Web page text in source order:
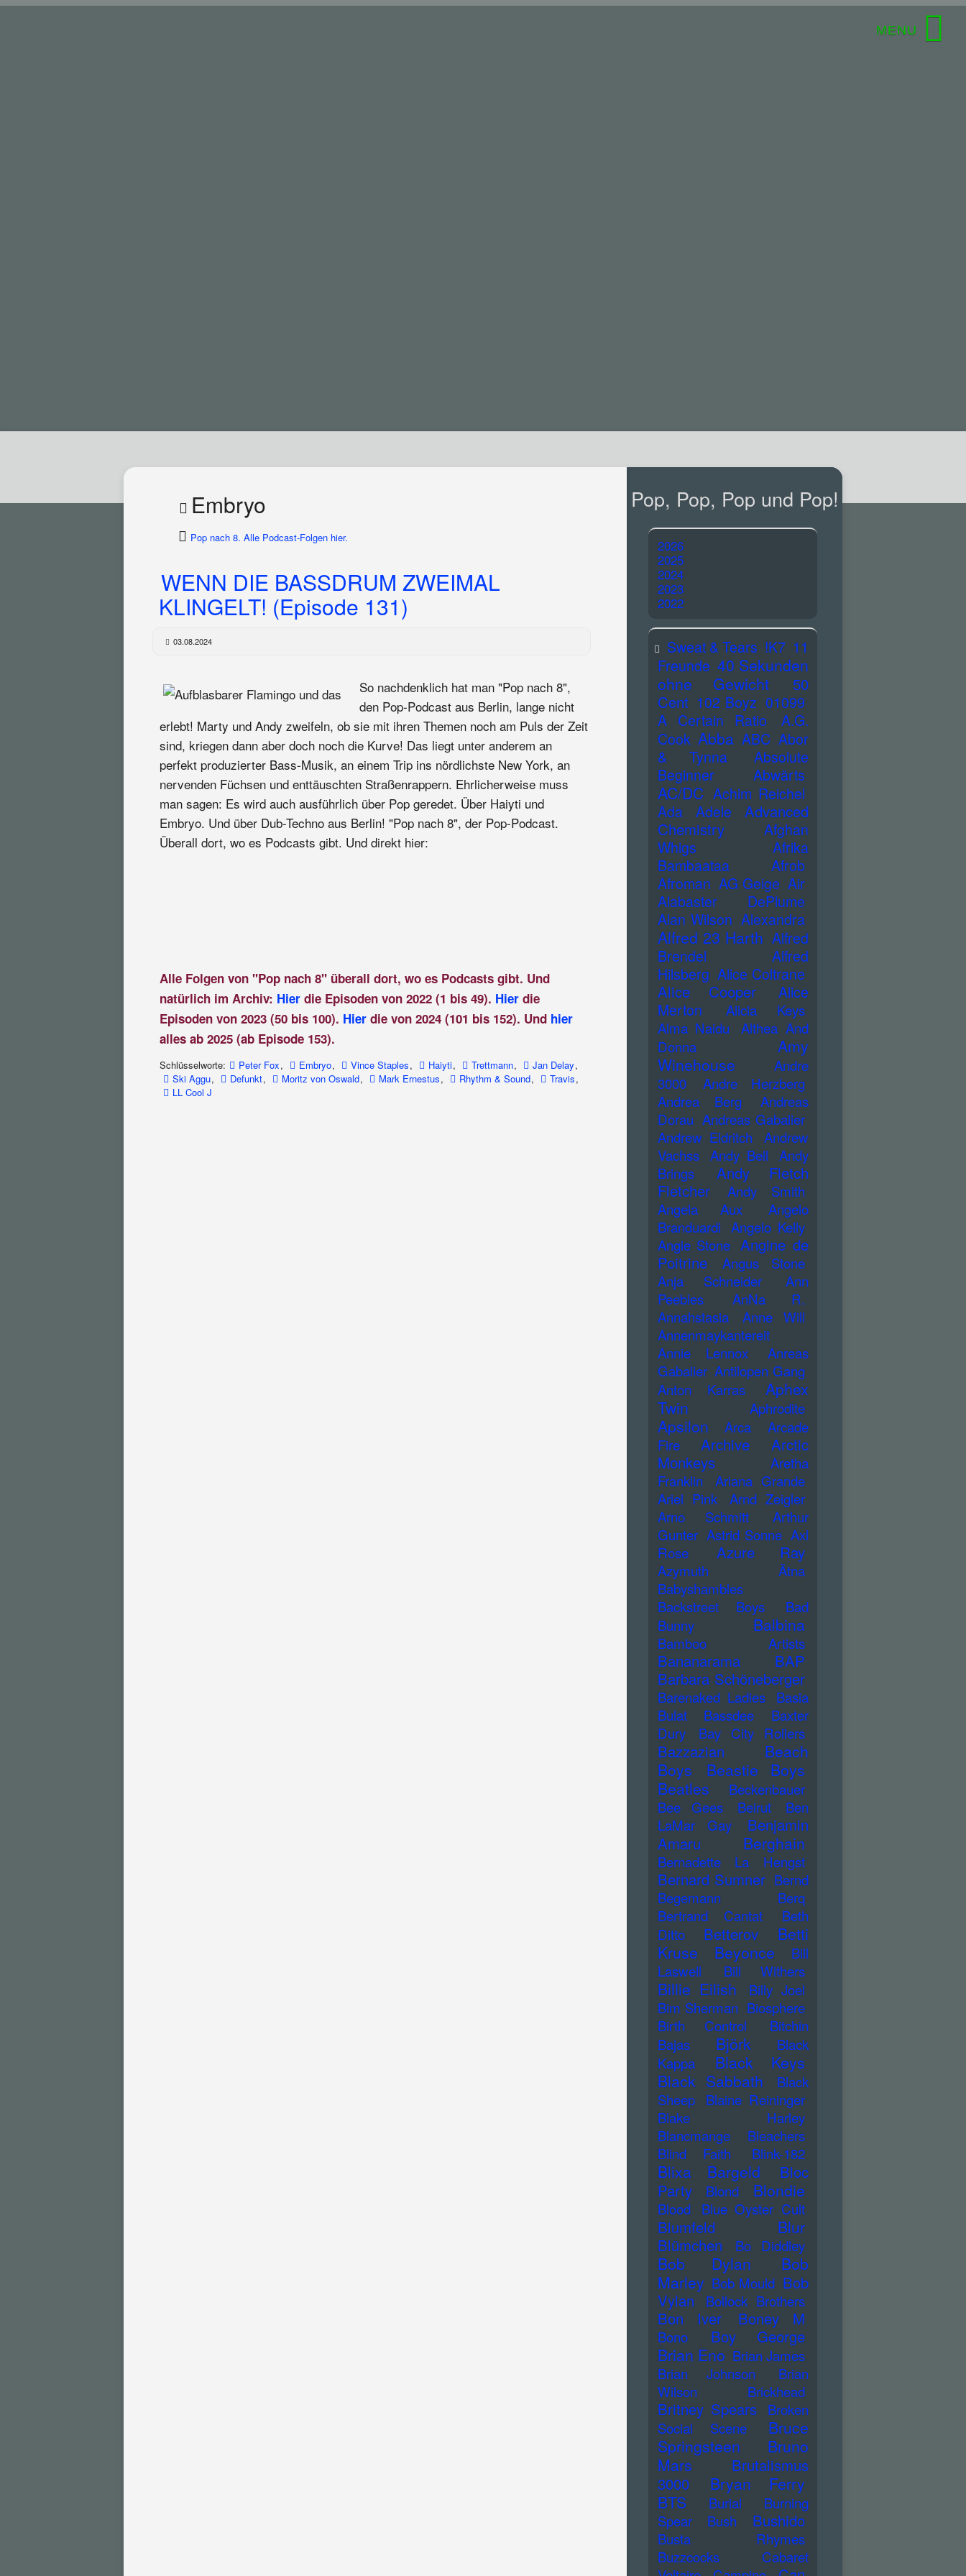
Embryo
Pop nach 8. Alle Podcast-Folgen hier.
WENN DIE BASSDRUM ZWEIMAL
KLINGELT! (Episode 131)
03.08.2024
So nachdenklich hat man "Pop nach 8",
den Pop-Podcast aus Berlin, lange nicht
erlebt! Marty und Andy zweifeln, ob sie mit ihren Themen noch am Puls der Zeit
sind, kriegen dann aber doch noch die Kurve! Das liegt unter anderem an
perfekt produzierter Bass-Musik, an einem Trip ins nördlichste New York, an
nervenden Füchsen und enttäuschten Straßenrappern. Ehrlicherweise muss
man sagen: Es wird auch ausführlich über Pop geredet. Über Haiyti und
Embryo. Und über Dub-Techno aus Berlin! "Pop nach 8", der Pop-Podcast.
Überall dort, wo es Podcasts gibt. Und direkt hier:
Alle Folgen von "Pop nach 8" überall dort, wo es Podcasts gibt. Und
natürlich im Archiv: Hier die Episoden von 2022 (1 bis 49). Hier die
Episoden von 2023 (50 bis 100). Hier die von 2024 (101 bis 152). Und hier
alles ab 2025 (ab Episode 153).
Schlüsselworte: Peter Fox, Embryo, Vince Staples, Haiyti, Trettmann, Jan Delay,
Ski Aggu, Defunkt, Moritz von Oswald, Mark Ernestus, Rhythm & Sound, Travis,
LL Cool J
Pop, Pop, Pop und Pop!
2026
2025
2024
2023
2022
Sweat & Tears !K7 11
Freunde 40 Sekunden
ohne Gewicht
50
Cent 102 Boyz 01099
A Certain Ratio
A.G.
Cook Abba ABC Abor
& Tynna
Absolute
Beginner
Abwärts
AC/DC Achim Reichel
Ada
Adele
Advanced
Chemistry
Afghan
Whigs
Afrika
Bambaataa
Afrob
Afroman AG Geige Air
Alabaster DePlume
Alan Wilson Alexandra
Alfred 23 Harth Alfred
Brendel
Alfred
Hilsberg Alice Coltrane
Alice Cooper
Alice
Merton
Alicia Keys
Alma Naidu
Althea And
Donna
Amy
Winehouse
Andre
3000
Andre Herzberg
Andrea Berg
Andreas
Dorau Andreas Gabalier
Andrew Eldritch
Andrew
Vachss Andy Bell
Andy
Brings
Andy Fletch
Fletcher
Andy Smith
Angela Aux
Angelo
Branduardi Angelo Kelly
Angie Stone Angine de
Poitrine
Angus Stone
Anja Schneider
Ann
Peebles
AnNa R.
Annahstasia
Anne Will
Annenmaykantereit
Annie Lennox
Anreas
Gabalier Antilopen Gang
Anton Karras
Aphex
Twin
Aphrodite
Apsilon Arca
Arcade
Fire
Archive
Arctic
Monkeys
Aretha
Franklin
Ariana Grande
Ariel Pink
Arnd Zeigler
Arno Schmitt
Arthur
Gunter Astrid Sonne Axl
Rose
Azure Ray
Azymuth
Ätna
Babyshambles
Backstreet Boys
Bad
Bunny
Balbina
Bamboo Artists
Bananarama
BAP
Barbara Schöneberger
Barenaked Ladies
Basia
Bulat
Bassdee
Baxter
Dury
Bay City Rollers
Bazzazian
Beach
Boys
Beastie Boys
Beatles
Beckenbauer
Bee Gees
Beirut
Ben
LaMar Gay
Benjamin
Amaru
Berghain
Bernadette La Hengst
Bernard Sumner Bernd
Begemann
Berq
Bertrand Cantat
Beth
Ditto
Betterov
Betti
Kruse
Beyonce
Bill
Laswell
Bill Withers
Billie Eilish
Billy Joel
Bim Sherman Biosphere
Birth Control
Bitchin
Bajas
Björk
Black
Kappa
Black Keys
Black Sabbath
Black
Sheep
Blaine Reininger
Blake Harley
Blancmange
Bleachers
Blind Faith
Blink-182
Blixa Bargeld
Bloc
Party
Blond Blondie
Blood Blue Oyster Cult
Blumfeld Blur
Blümchen Bo Diddley
Bob Dylan
Bob
Marley Bob Mould Bob
Vylan
Bollock Brothers
Bon Iver Boney M
Bono Boy George
Brian Eno Brian James
Brian Johnson
Brian
Wilson
Brickhead
Britney Spears
Broken
Social Scene
Bruce
Springsteen
Bruno
Mars
Brutalismus
3000
Bryan Ferry
BTS
Burial
Burning
Spear
Bush Bushido
Busta Rhymes
Buzzcocks
Cabaret